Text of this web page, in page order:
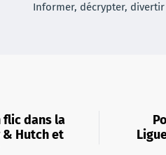
Informer, décrypter, divertir
flic dans la
& Hutch et